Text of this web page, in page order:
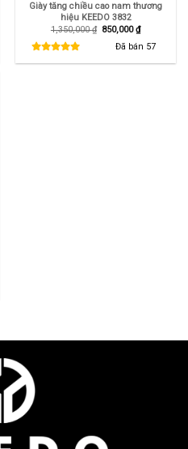
Giày tăng chiều cao nam thương
hiệu KEEDO 3832
1,350,000₫ Giá
1,350,000 ₫.
850,000₫Giá
hiện
tại
là:
850,000 ₫.
Đã bán 57